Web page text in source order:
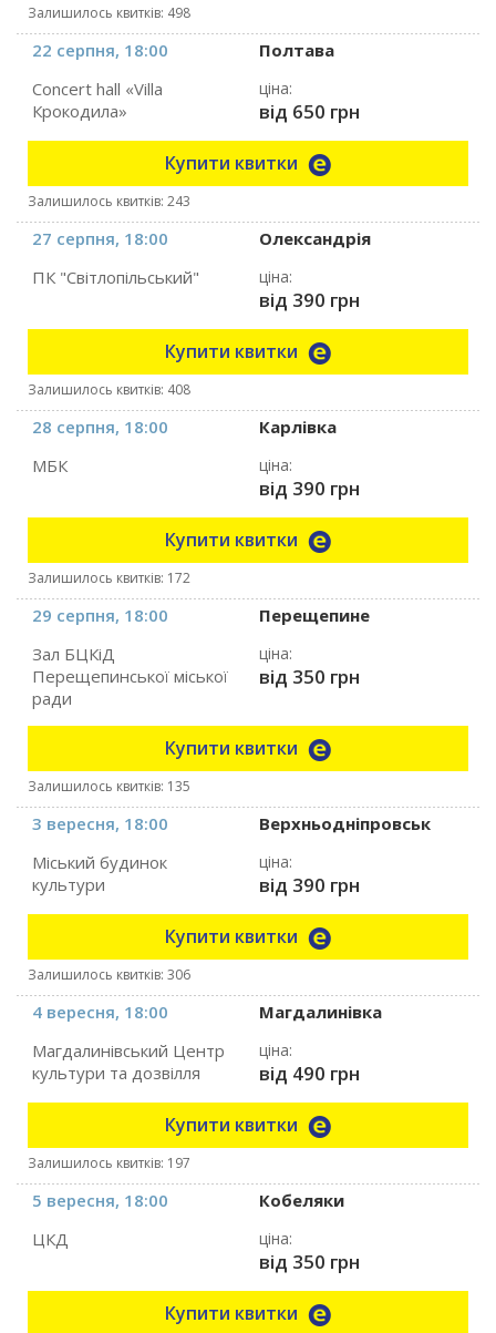
Залишилось квитків: 498
22 серпня, 18:00
Полтава
Concert hall «Villa
Крокодила»
ціна:
від 650 грн
Купити квитки
Залишилось квитків: 243
27 серпня, 18:00
Олександрія
ПК "Світлопільський"
ціна:
від 390 грн
Купити квитки
Залишилось квитків: 408
28 серпня, 18:00
Карлівка
МБК
ціна:
від 390 грн
Купити квитки
Залишилось квитків: 172
29 серпня, 18:00
Перещепине
Зал БЦКіД
Перещепинської міської
ради
ціна:
від 350 грн
Купити квитки
Залишилось квитків: 135
3 вересня, 18:00
Верхньодніпровськ
Міський будинок
культури
ціна:
від 390 грн
Купити квитки
Залишилось квитків: 306
4 вересня, 18:00
Магдалинівка
Магдалинівський Центр
культури та дозвілля
ціна:
від 490 грн
Купити квитки
Залишилось квитків: 197
5 вересня, 18:00
Кобеляки
ЦКД
ціна:
від 350 грн
Купити квитки